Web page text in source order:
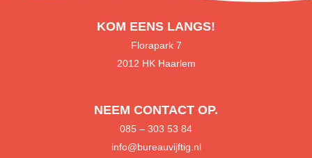
KOM EENS LANGS!
Florapark 7
2012 HK Haarlem
NEEM CONTACT OP.
085 – 303 53 84
info@bureauvijftig.nl